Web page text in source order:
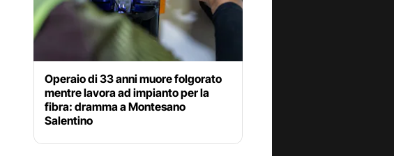
Operaio di 33 anni muore folgorato
mentre lavora ad impianto per la
fibra: dramma a Montesano
Salentino